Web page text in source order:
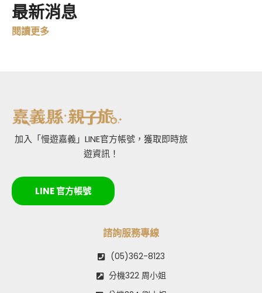
最新消息
閱讀更多
加入「慢遊嘉義」LINE官方帳號，獲取即時旅
遊資訊！
LINE 官方帳號
諮詢服務專線
(05)362-8123
分機322 周小姐